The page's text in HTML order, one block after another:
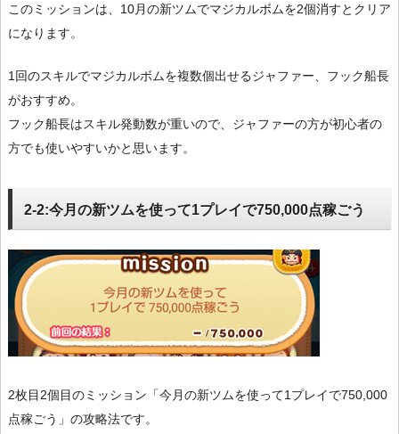
このミッションは、10月の新ツムでマジカルボムを2個消すとクリア
になります。
1回のスキルでマジカルボムを複数個出せるジャファー、フック船長
がおすすめ。
フック船長はスキル発動数が重いので、ジャファーの方が初心者の
方でも使いやすいかと思います。
2-2:今月の新ツムを使って1プレイで750,000点稼ごう
2枚目2個目のミッション「今月の新ツムを使って1プレイで750,000
点稼ごう」の攻略法です。